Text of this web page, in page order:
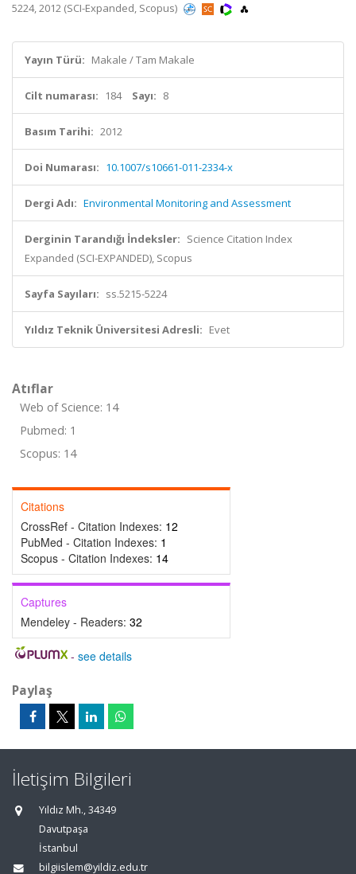
5224, 2012 (SCI-Expanded, Scopus)
Yayın Türü: Makale / Tam Makale
Cilt numarası: 184 Sayı: 8
Basım Tarihi: 2012
Doi Numarası: 10.1007/s10661-011-2334-x
Dergi Adı: Environmental Monitoring and Assessment
Derginin Tarandığı İndeksler: Science Citation Index
Expanded (SCI-EXPANDED), Scopus
Sayfa Sayıları: ss.5215-5224
Yıldız Teknik Üniversitesi Adresli: Evet
Atıflar
Web of Science: 14
Pubmed: 1
Scopus: 14
Citations
CrossRef - Citation Indexes: 12
PubMed - Citation Indexes: 1
Scopus - Citation Indexes: 14
Captures
Mendeley - Readers: 32
- see details
Paylaş
İletişim Bilgileri
Yıldız Mh., 34349
Davutpaşa
İstanbul
bilgiislem@yildiz.edu.tr